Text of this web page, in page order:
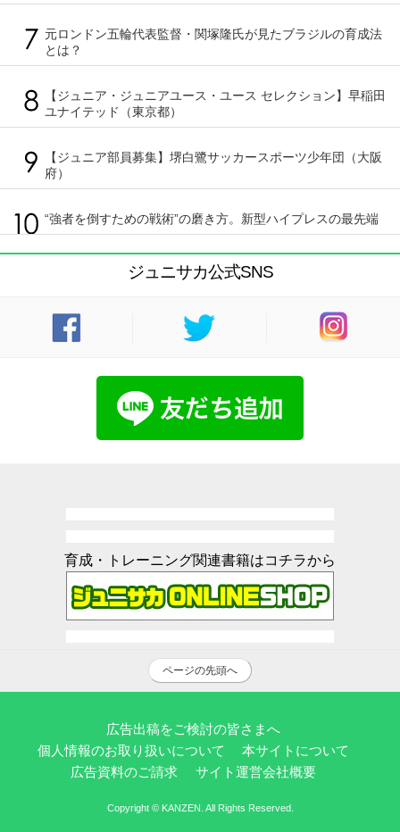
元ロンドン五輪代表監督・関塚隆氏が見たブラジルの育成法
とは？
【ジュニア・ジュニアユース・ユース セレクション】早稲田
ユナイテッド（東京都）
【ジュニア部員募集】堺白鷺サッカースポーツ少年団（大阪
府）
“強者を倒すための戦術”の磨き方。新型ハイプレスの最先端
ジュニサカ公式SNS
育成・トレーニング関連書籍はコチラから
ページの先頭へ
広告出稿をご検討の皆さまへ
個人情報のお取り扱いについて
本サイトについて
広告資料のご請求
サイト運営会社概要
Copyright © KANZEN. All Rights Reserved.